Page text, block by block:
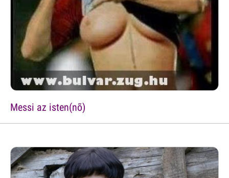
Messi az isten(nõ)